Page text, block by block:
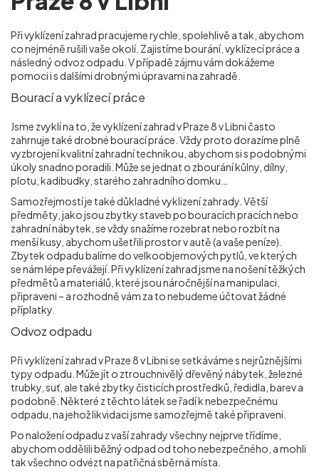
Při vyklízení zahrad pracujeme rychle, spolehlivě a tak, abychom
co nejméně rušili vaše okolí. Zajistíme bourání, vyklízecí práce a
následný odvoz odpadu. V případě zájmu vám dokážeme
pomoci i s dalšími drobnými úpravami na zahradě.
Bourací a vyklízecí práce
Jsme zvyklí na to, že vyklízení zahrad v Praze 8 v Libničasto
zahrnuje také drobné bourací práce. Vždy proto dorazíme plně
vyzbrojení kvalitní zahradní technikou, abychom si s podobnými
úkoly snadno poradili. Může se jednat o zbourání kůlny, dílny,
plotu, kadibudky, starého zahradního domku…
Samozřejmostí je také důkladné vyklizení zahrady. Větší
předměty, jako jsou zbytky staveb po bouracích pracích nebo
zahradní nábytek, se vždy snažíme rozebrat nebo rozbít na
menší kusy, abychom ušetřili prostor v autě (a vaše peníze).
Zbytek odpadu balíme do velkoobjemových pytlů, ve kterých
se nám lépe převážejí. Při vyklízení zahrad jsme na nošení těžkých
předmětů a materiálů, které jsou náročnější na manipulaci,
připraveni – a rozhodně vám za to nebudeme účtovat žádné
příplatky.
Odvoz odpadu
Při vyklízení zahrad v Praze 8 v Libnise setkáváme s nejrůznějšími
typy odpadu. Může jít o ztrouchnivělý dřevěný nábytek, železné
trubky, suť, ale také zbytky čisticích prostředků, ředidla, barev a
podobně. Některé z těchto látek se řadí k nebezpečnému
odpadu, na jehož likvidaci jsme samozřejmě také připraveni.
Po naložení odpadu z vaší zahrady všechny nejprve třídíme,
abychom oddělili běžný odpad od toho nebezpečného, a mohli
tak všechno odvézt na patřičná sběrná místa.